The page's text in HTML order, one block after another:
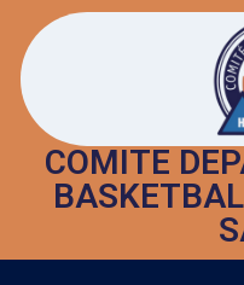
COMITE